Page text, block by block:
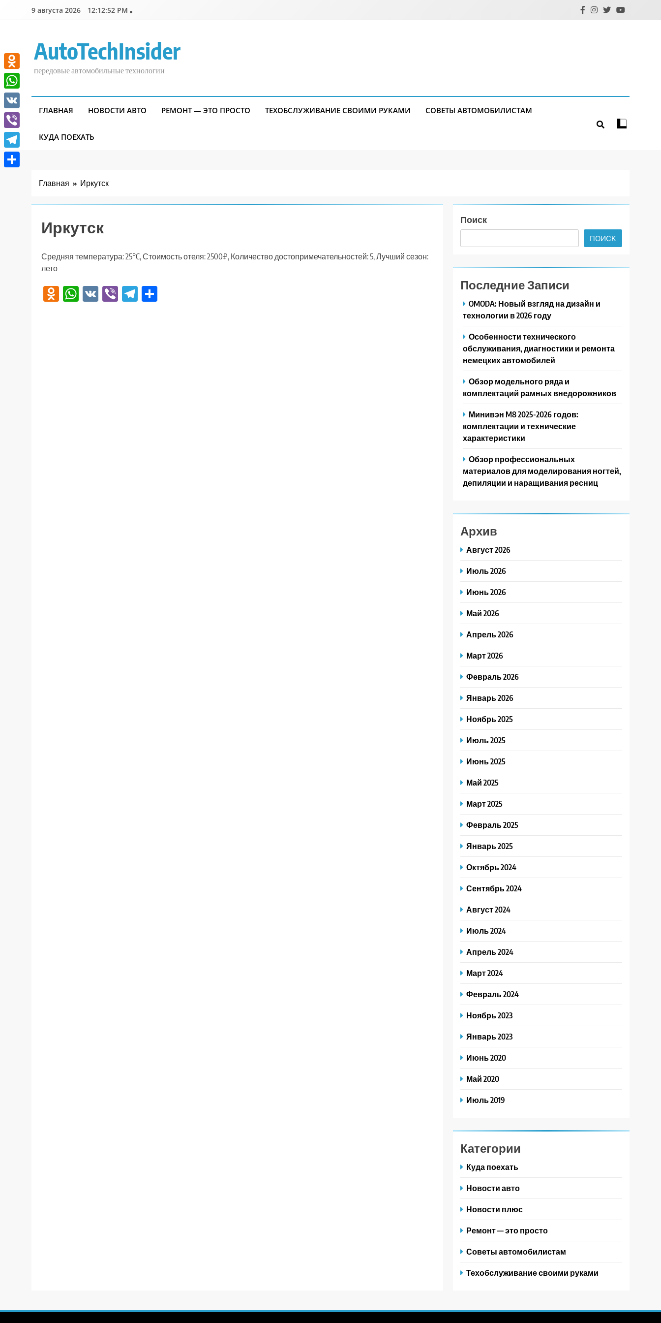
9 августа 2026 12:12:53 PM
AutoTechInsider
передовые автомобильные технологии
ГЛАВНАЯ НОВОСТИ АВТО РЕМОНТ — ЭТО ПРОСТО ТЕХОБСЛУЖИВАНИЕ СВОИМИ РУКАМИ СОВЕТЫ АВТОМОБИЛИСТАМ
КУДА ПОЕХАТЬ
Главная Иркутск
Иркутск
Средняя температура: 25°C, Стоимость отеля: 2500₽, Количество достопримечательностей: 5, Лучший сезон:
лето
Odnoklassniki
WhatsApp
VK ViberTelegram
Поиск
ПОИСК
Последние Записи
OMODA: Новый взгляд на дизайн и
технологии в 2026 году
Особенности технического
обслуживания, диагностики и ремонта
немецких автомобилей
Обзор модельного ряда и
комплектаций рамных внедорожников
Минивэн M8 2025-2026 годов:
комплектации и технические
характеристики
Обзор профессиональных
материалов для моделирования ногтей,
депиляции и наращивания ресниц
Архив
Август 2026
Июль 2026
Июнь 2026
Май 2026
Апрель 2026
Март 2026
Февраль 2026
Январь 2026
Ноябрь 2025
Июль 2025
Июнь 2025
Май 2025
Март 2025
Февраль 2025
Январь 2025
Октябрь 2024
Сентябрь 2024
Август 2024
Июль 2024
Апрель 2024
Март 2024
Февраль 2024
Ноябрь 2023
Январь 2023
Июнь 2020
Май 2020
Июль 2019
Категории
Куда поехать
Новости авто
Новости плюс
Ремонт — это просто
Советы автомобилистам
Техобслуживание своими руками
Odnoklassniki
WhatsApp
VK
Viber
Telegram